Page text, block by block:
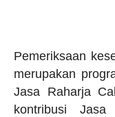
Pemeriksaan
merupakan
Jasa Raharja
kontribusi Jasa